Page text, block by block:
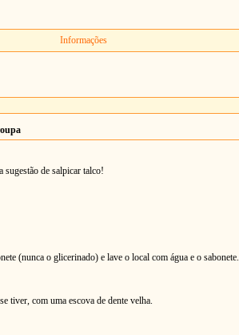
Informações
sugestão de salpicar talco!
(nunca o glicerinado) e lave o local com água e o sabonete.
tiver, com uma escova de dente velha.